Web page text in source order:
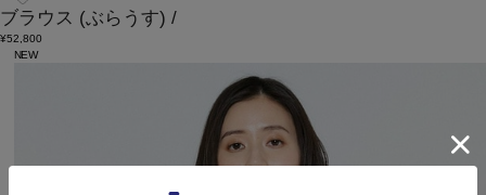
ブラウス (ぶらうす) /
¥52,800
NEW